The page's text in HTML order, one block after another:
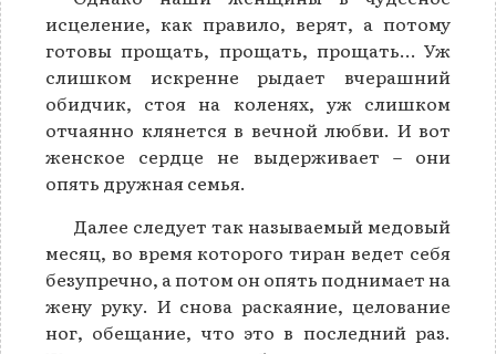
исцеление, как правило, верят, а потому
готовы прощать, прощать, прощать… Уж
слишком искренне рыдает вчерашний
обидчик, стоя на коленях, уж слишком
отчаянно клянется в вечной любви. И вот
женское сердце не выдерживает – они
опять дружная семья.
Далее следует так называемый медовый
месяц, во время которого тиран ведет себя
безупречно, а потом он опять поднимает на
жену руку. И снова раскаяние, целование
ног, обещание, что это в последний раз.